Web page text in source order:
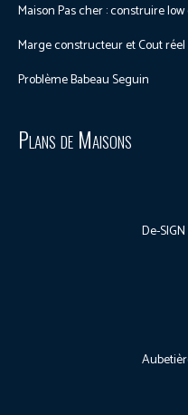
Maison Pas cher : construire
Marge constructeur et Cout réel
Problème Babeau Seguin
Plans de Maisons
De-